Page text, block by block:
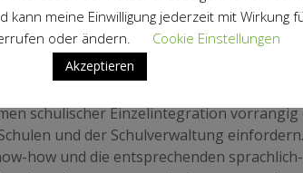
dass das Wort „Behinderung“ und die
unter den Schülern sei, die nicht
wird.
als Elternsprecher ist ein
schulischer Einzelintegration
und der Schulverwaltung
how und die entsprechenden
kann meine Einwilligung jederzeit mit Wirkung
oder ändern.
Cookie Einstellungen
Akzeptieren